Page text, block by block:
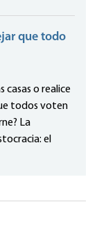
que todo
casas o realice
todos voten
La
el